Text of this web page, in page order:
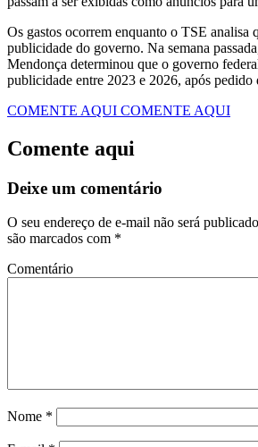
Os gastos ocorrem enquanto o TSE analisa
publicidade do governo. Na semana
Mendonça determinou que o governo
publicidade entre 2023 e 2026, após pedido
COMENTE AQUI COMENTE AQUI
Comente aqui
Deixe um comentário
O seu endereço de e-mail não será
são marcados com *
Comentário
Nome *